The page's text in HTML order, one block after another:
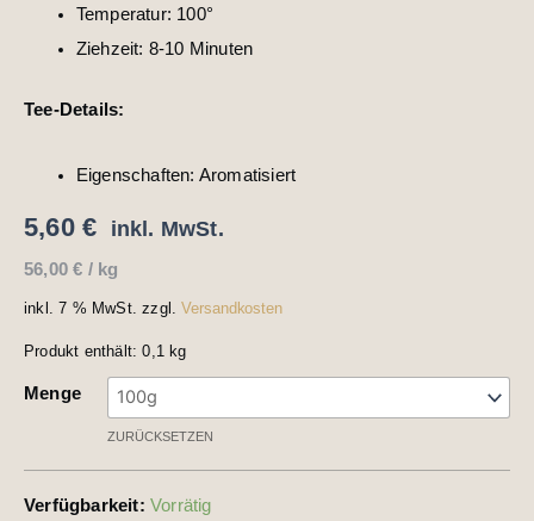
Temperatur: 100°
Ziehzeit: 8-10 Minuten
Tee-Details:
Eigenschaften: Aromatisiert
5,60 € inkl. MwSt.
56,00€ / kg
inkl. 7 % MwSt. zzgl.Versandkosten
Produkt enthält: 0,1 kg
Menge
ZURÜCKSETZEN
Verfügbarkeit: Vorrätig